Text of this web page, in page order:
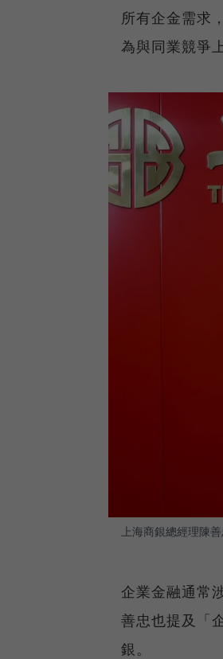
所有企金需求
為與同業競爭
上海商銀總經理陳
企業金融通常
善忠也提及「
銀。